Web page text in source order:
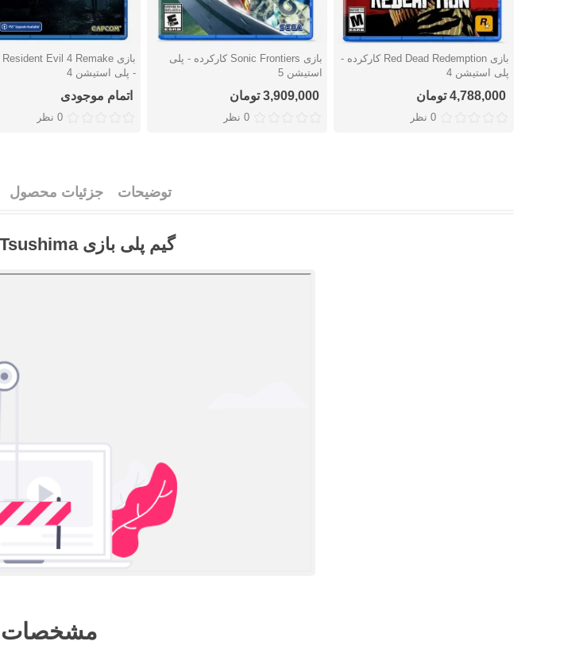
دوست داشتن
بازی Red Dead Redemption کارکرده -
پلی استیشن 4
4,788,000 تومان
0 نظر
دوست داشتن بازی Sonic Frontiers کارکرده - پلی
استیشن 5
3,909,000 تومان
0 نظر
دوست داشتن
- پلی استیشن 4
اتمام موجودی
0 نظر
توضیحات جزئیات محصول
گیم پلی بازی Ghost of Tsushima
مشخصات